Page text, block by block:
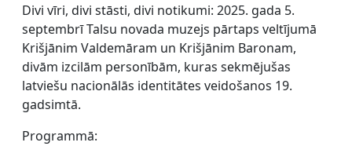
Divi vīri, divi stāsti, divi notikumi: 2025. gada 5.
septembrī Talsu novada muzejs pārtaps veltījumā
Krišjānim Valdemāram un Krišjānim Baronam,
divām izcilām personībām, kuras sekmējušas
latviešu nacionālās identitātes veidošanos 19.
gadsimtā.
Programmā: